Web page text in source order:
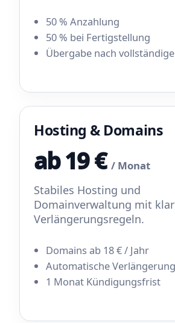
50 % Anzahlung
50 % bei Fertigstellung
Übergabe nach
Hosting & Domains
ab 19 € / Monat
Stabiles Hosting und
Domainverwaltung mit
Verlängerungsregeln.
Domains ab 18 € / Jahr
Automatische Verlängerung
1 Monat Kündigungsfrist